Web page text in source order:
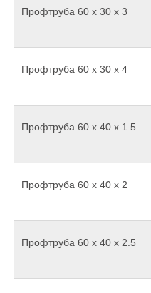
Профтруба 60 x 30 x 3
Профтруба 60 x 30 x 4
Профтруба 60 х 40 х 1.5
Профтруба 60 х 40 х 2
Профтруба 60 х 40 х 2.5